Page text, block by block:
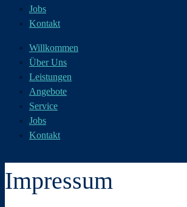
Jobs
Kontakt
Willkommen
Über Uns
Leistungen
Angebote
Service
Jobs
Kontakt
Impressum